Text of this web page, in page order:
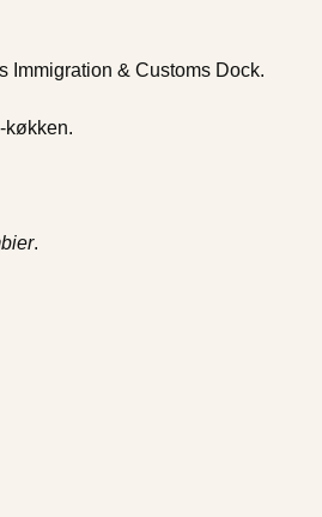
Immigration & Customs Dock.
køkken.
.